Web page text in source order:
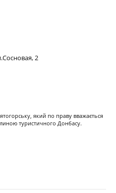
2
який по праву вважається
туристичного Донбасу.